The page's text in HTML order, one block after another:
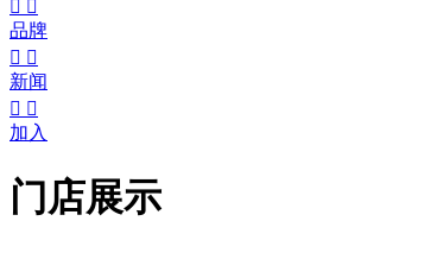
 
品牌
 
新闻
 
加入
门店展示